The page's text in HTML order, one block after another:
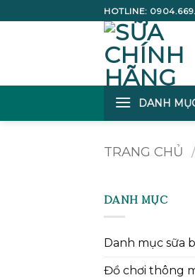
qua
HOTLINE:
DANH
TRANG CHỦ /
DANH MỤC
Danh mục sữa
Đồ chơi thông